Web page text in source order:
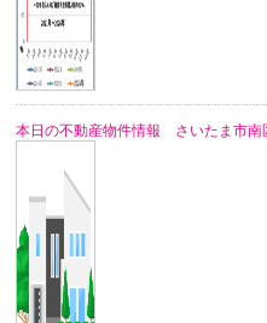
本日の不動産物件情報 さいたま市南